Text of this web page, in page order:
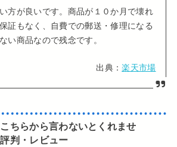
方が良いです。商品が１０か月で壊れ
証もなく、自費での郵送・修理になる
い商品なので残念です。
出典：楽天市場
ちらから言わないとくれませ
判・レビュー